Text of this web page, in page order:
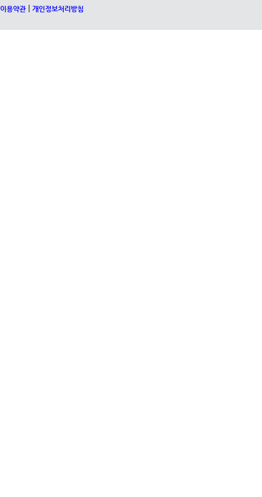
이용약관| 개인정보처리방침